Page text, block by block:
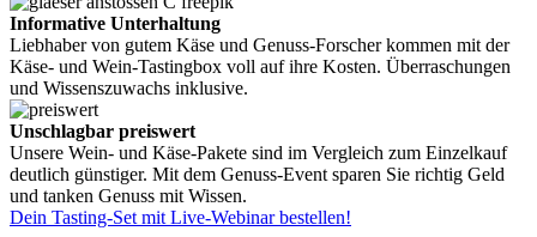
Informative Unterhaltung
Liebhaber von gutem Käse und Genuss-Forscher kommen mit der
Käse- und Wein-Tastingbox voll auf ihre Kosten. Überraschungen
und Wissenszuwachs inklusive.
Unschlagbar preiswert
Unsere Wein- und Käse-Pakete sind im Vergleich zum Einzelkauf
deutlich günstiger. Mit dem Genuss-Event sparen Sie richtig Geld
und tanken Genuss mit Wissen.
Dein Tasting-Set mit Live-Webinar bestellen!